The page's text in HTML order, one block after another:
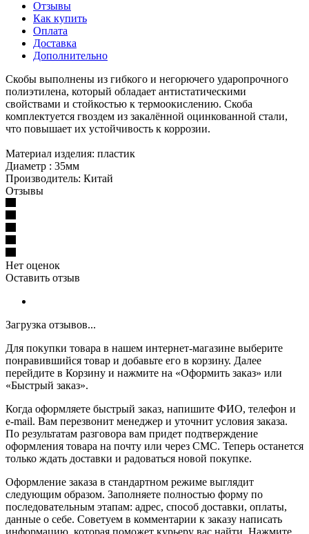
Отзывы
Как купить
Оплата
Доставка
Дополнительно
Скобы выполнены из гибкого и негорючего ударопрочного
полиэтилена, который обладает антистатическими
свойствами и стойкостью к термоокислению. Скоба
комплектуется гвоздем из закалённой оцинкованной стали,
что повышает их устойчивость к коррозии.
Материал изделия: пластик
Диаметр : 35мм
Производитель: Китай
Отзывы
Нет оценок
Оставить отзыв
Загрузка отзывов...
Для покупки товара в нашем интернет-магазине выберите
понравившийся товар и добавьте его в корзину. Далее
перейдите в Корзину и нажмите на «Оформить заказ» или
«Быстрый заказ».
Когда оформляете быстрый заказ, напишите ФИО, телефон и
e-mail. Вам перезвонит менеджер и уточнит условия заказа.
По результатам разговора вам придет подтверждение
оформления товара на почту или через СМС. Теперь останется
только ждать доставки и радоваться новой покупке.
Оформление заказа в стандартном режиме выглядит
следующим образом. Заполняете полностью форму по
последовательным этапам: адрес, способ доставки, оплаты,
данные о себе. Советуем в комментарии к заказу написать
информацию, которая поможет курьеру вас найти. Нажмите